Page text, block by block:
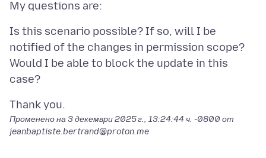
Is this scenario possible? If so, will I be
notified of the changes in permission scope?
Would I be able to block the update in this
Променено на3 декември 2025 г., 13:24:44 ч. -0800 от
jeanbaptiste.bertrand@proton.me